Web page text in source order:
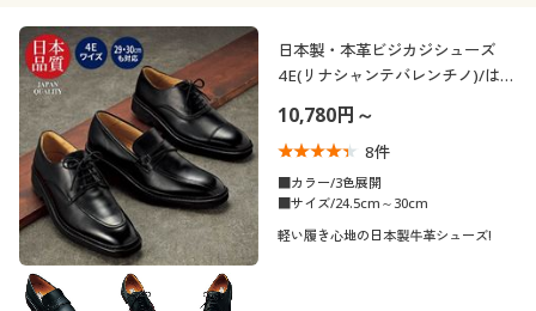
日本製・本革ビジカジシューズ
4E(リナシャンテバレンチノ)/はっ
10,780円～
8件
■カラー/3色展開
■サイズ/24.5cm～30cm
軽い履き心地の日本製牛革シューズ!